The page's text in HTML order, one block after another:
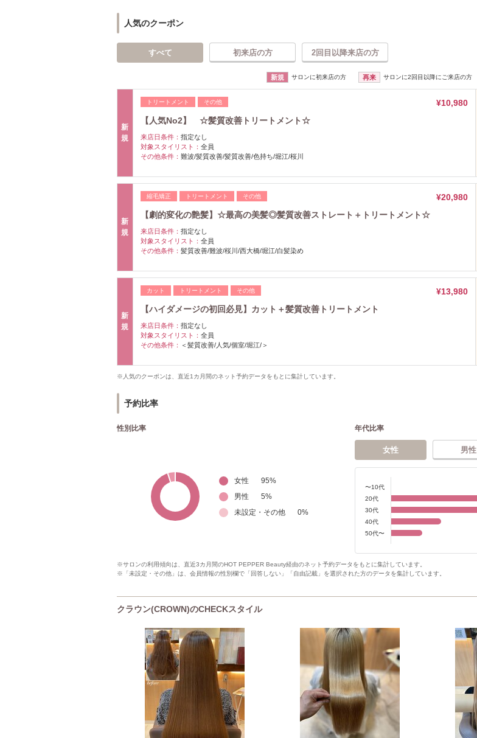
人気のクーポン
すべて 初来店の方 2回目以降来店の方
新規 サロンに初来店の方 再来 サロンに2回目以降にご来店の方
新
規
トリートメント その他
¥10,980
【人気No2】 ☆髪質改善トリートメント☆
来店日条件： 指定なし
対象スタイリスト： 全員
その他条件： 難波/髪質改善/髪質改善/色持ち/堀江/桜川
新
規
縮毛矯正 トリートメント その他
¥20,980
【劇的変化の艶髪】☆最高の美髪◎髪質改善ストレート＋トリートメント☆
来店日条件： 指定なし
対象スタイリスト： 全員
その他条件： 髪質改善/難波/桜川/西大橋/堀江/白髪染め
新
規
カット トリートメント その他
¥13,980
【ハイダメージの初回必見】カット＋髪質改善トリートメント
来店日条件： 指定なし
対象スタイリスト： 全員
その他条件：
＜髪質改善/人気/個室/堀江/＞
※人気のクーポンは、直近1カ月間のネット予約データをもとに集計しています。
予約比率
性別比率
女性 95%
男性
5%
未設定・その他
0%
年代比率
女性 男性
〜10代
20代
30代
40代
50代〜
※サロンの利用傾向は、直近3カ月間のHOT PEPPER Beauty経由のネット予約データをもとに集計しています。
※「未設定・その他」は、会員情報の性別欄で「回答しない」「自由記載」を選択された方のデータを集計しています。
クラウン(CROWN)のCHECKスタイル